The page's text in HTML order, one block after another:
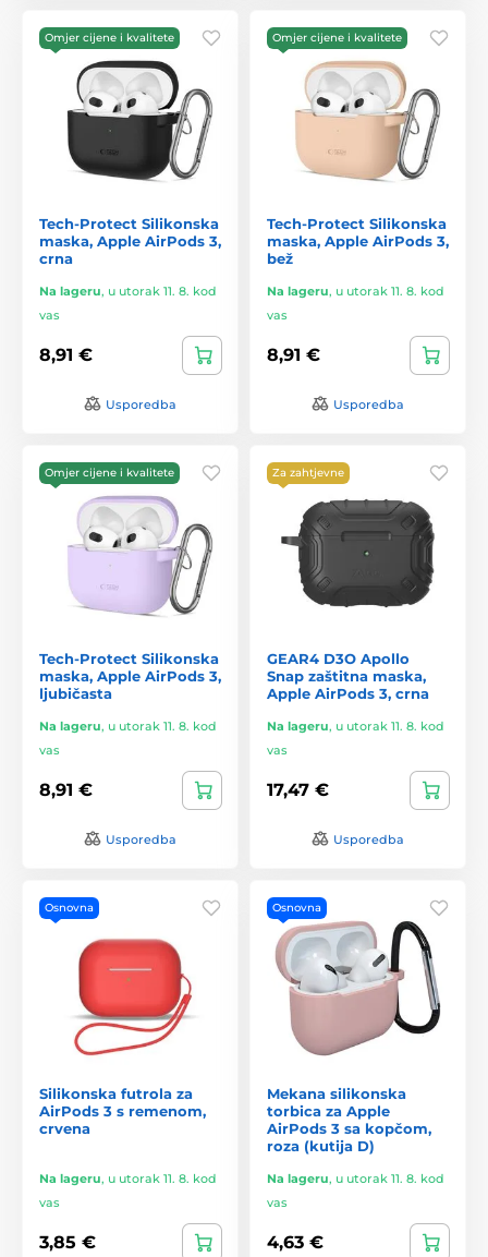
Omjer cijene i kvalitete
Tech-Protect Silikonska
maska, Apple AirPods 3,
crna
Na lageru, u utorak 11. 8. kod
vas
8,91 €
Usporedba
Omjer cijene i kvalitete
Tech-Protect Silikonska
maska, Apple AirPods 3,
bež
Na lageru, u utorak 11. 8. kod
vas
8,91 €
Usporedba
Omjer cijene i kvalitete
Tech-Protect Silikonska
maska, Apple AirPods 3,
ljubičasta
Na lageru, u utorak 11. 8. kod
vas
8,91 €
Usporedba
Za zahtjevne
GEAR4 D3O Apollo
Snap zaštitna maska,
Apple AirPods 3, crna
Na lageru, u utorak 11. 8. kod
vas
17,47 €
Usporedba
Osnovna
Silikonska futrola za
AirPods 3 s remenom,
crvena
Na lageru, u utorak 11. 8. kod
vas
3,85 €
Osnovna
Mekana silikonska
torbica za Apple
AirPods 3 sa kopčom,
roza (kutija D)
Na lageru, u utorak 11. 8. kod
vas
4,63 €